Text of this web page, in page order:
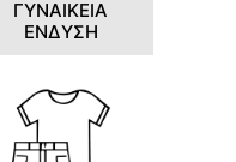
ΓΥΝΑΙΚΕΙΑ
ΕΝΔΥΣΗ